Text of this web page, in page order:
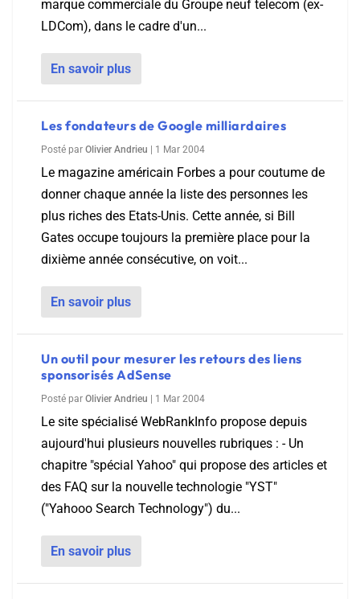
marque commerciale du Groupe neuf telecom (ex-
LDCom), dans le cadre d'un...
En savoir plus
Les fondateurs de Google milliardaires
Posté par Olivier Andrieu 1 Mar 2004
Le magazine américain Forbes a pour coutume de
donner chaque année la liste des personnes les
plus riches des Etats-Unis. Cette année, si Bill
Gates occupe toujours la première place pour la
dixième année consécutive, on voit...
En savoir plus
Un outil pour mesurer les retours des liens
sponsorisés AdSense
Posté par Olivier Andrieu 1 Mar 2004
Le site spécialisé WebRankInfo propose depuis
aujourd'hui plusieurs nouvelles rubriques : - Un
chapitre "spécial Yahoo" qui propose des articles et
des FAQ sur la nouvelle technologie "YST"
("Yahooo Search Technology") du...
En savoir plus